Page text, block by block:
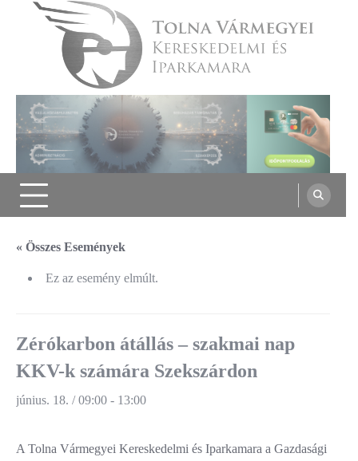
Tolna Vármegyei Kereskedelmi és
Iparkamara
« Összes Események
Ez az esemény elmúlt.
Zérókarbon átállás – szakmai nap
KKV-k számára Szekszárdon
június. 18. / 09:00 - 13:00
A Tolna Vármegyei Kereskedelmi és Iparkamara a Gazdasági